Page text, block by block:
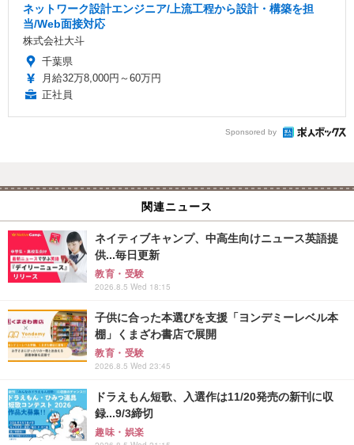
ネットワーク設計エンジニア/上流工程から設計・構築を担
当/Web面接対応
株式会社大斗
千葉県
月給32万8,000円～60万円
正社員
Sponsored by
関連ニュース
ネイティブキャンプ、中高生向けニュース英語提
供...毎日更新
教育・受験
2026.8.5 Wed 18:15
子供に合った本選びを支援「ヨンデミーレベル本
棚」くまざわ書店で展開
教育・受験
2026.8.5 Wed 23:45
ドラえもん短歌、入選作は11/20発売の新刊に収
録...9/3締切
趣味・娯楽